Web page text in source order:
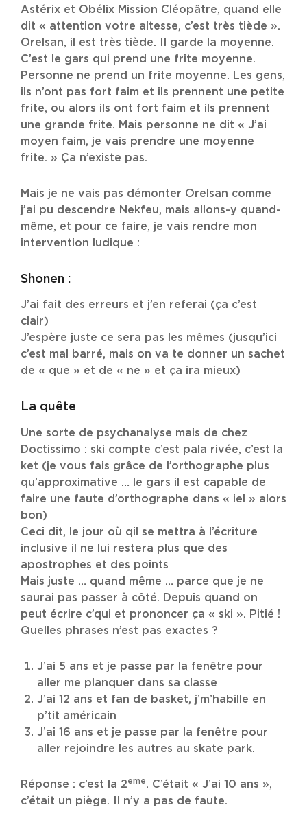
Astérix et Obélix Mission Cléopâtre, quand elle
dit « attention votre altesse, c’est très tiède ».
Orelsan, il est très tiède. Il garde la moyenne.
C’est le gars qui prend une frite moyenne.
Personne ne prend un frite moyenne. Les gens,
ils n’ont pas fort faim et ils prennent une petite
frite, ou alors ils ont fort faim et ils prennent
une grande frite. Mais personne ne dit « J’ai
moyen faim, je vais prendre une moyenne
frite. » Ça n’existe pas.
Mais je ne vais pas démonter Orelsan comme
j’ai pu descendre Nekfeu, mais allons-y quand-
même, et pour ce faire, je vais rendre mon
intervention ludique :
Shonen :
J’ai fait des erreurs et j’en referai (ça c’est
clair)
J’espère juste ce sera pas les mêmes (jusqu’ici
c’est mal barré, mais on va te donner un sachet
de « que » et de « ne » et ça ira mieux)
La quête
Une sorte de psychanalyse mais de chez
Doctissimo : ski compte c’est pala rivée, c’est la
ket (je vous fais grâce de l’orthographe plus
qu’approximative … le gars il est capable de
faire une faute d’orthographe dans « iel » alors
bon)
Ceci dit, le jour où qil se mettra à l’écriture
inclusive il ne lui restera plus que des
apostrophes et des points
Mais juste … quand même … parce que je ne
saurai pas passer à côté. Depuis quand on
peut écrire c’qui et prononcer ça « ski ». Pitié !
Quelles phrases n’est pas exactes ?
J’ai 5 ans et je passe par la fenêtre pour
aller me planquer dans sa classe
J’ai 12 ans et fan de basket, j’m’habille en
p’tit américain
J’ai 16 ans et je passe par la fenêtre pour
aller rejoindre les autres au skate park.
Réponse : c’est la 2eme. C’était « J’ai 10 ans »,
c’était un piège. Il n’y a pas de faute.